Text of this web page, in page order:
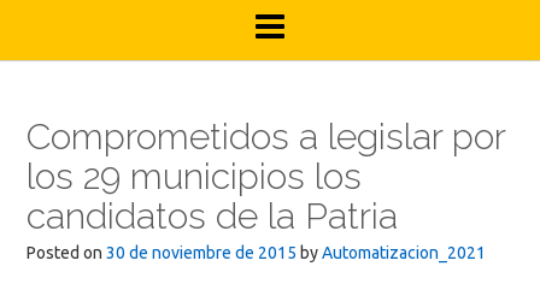
Comprometidos a legislar por
los 29 municipios los
candidatos de la Patria
Posted on 30 de noviembre de 2015 byAutomatizacion_2021